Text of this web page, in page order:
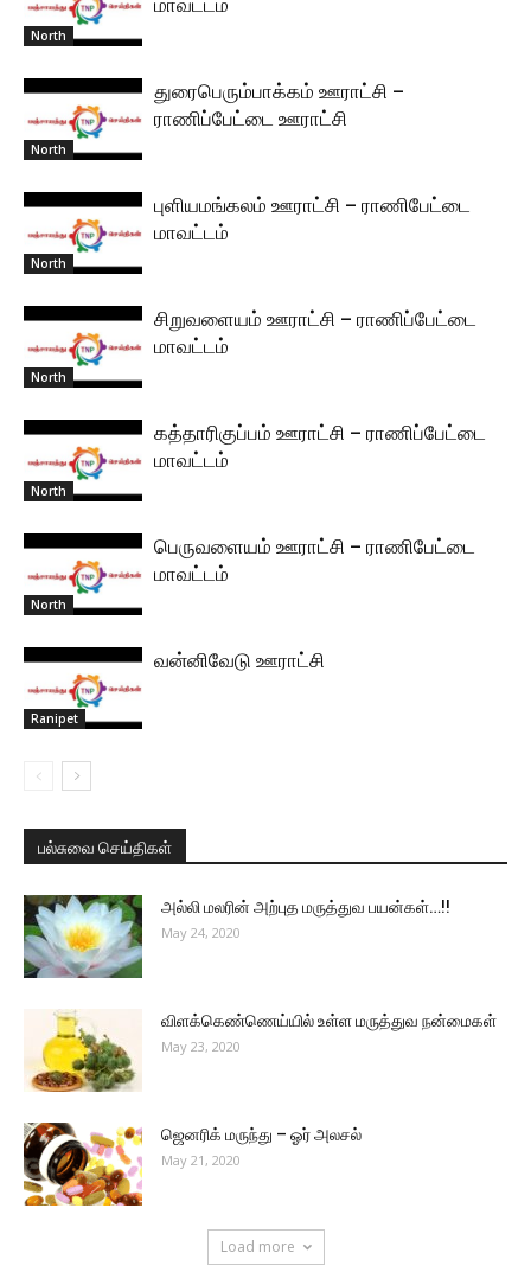
North
மாவட்டம்
North
துரைபெரும்பாக்கம் ஊராட்சி –
ராணிப்பேட்டை ஊராட்சி
North
புளியமங்கலம் ஊராட்சி – ராணிபேட்டை
மாவட்டம்
North
சிறுவளையம் ஊராட்சி – ராணிப்பேட்டை
மாவட்டம்
North
கத்தாரிகுப்பம் ஊராட்சி – ராணிப்பேட்டை
மாவட்டம்
North
பெருவளையம் ஊராட்சி – ராணிபேட்டை
மாவட்டம்
Ranipet
வன்னிவேடு ஊராட்சி
பல்சுவை செய்திகள்
அல்லி மலரின் அற்புத மருத்துவ பயன்கள்…!!
May 24, 2020
விளக்கெண்ணெய்யில் உள்ள மருத்துவ நன்மைகள்
May 23, 2020
ஜெனரிக் மருந்து – ஓர் அலசல்
May 21, 2020
Load more